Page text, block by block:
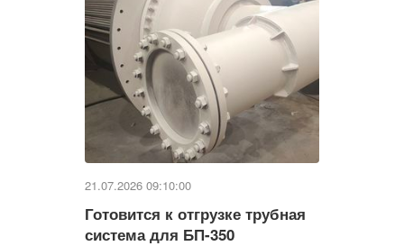
21.07.2026 09:10:00
Готовится к отгрузке трубная
система для БП-350